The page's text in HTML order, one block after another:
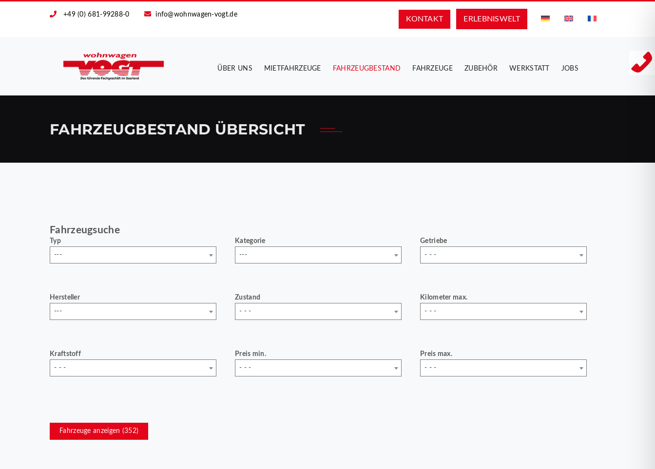
+49 (0) 681-99288-0 info@wohnwagen-vogt.de
ERLEBNIS­WELT
KONTAKT
ÜBER UNS MIETFAHRZEUGE FAHRZEUGBESTAND FAHRZEUGE ZUBEHÖR WERKSTATT JOBS
FAHRZEUGBESTAND ÜBERSICHT
Fahrzeugsuche
Typ
---
Hersteller
---
Kraftstoff
- - -
Kategorie
---
Zustand
- - -
Preis min.
- - -
Getriebe
- - -
Kilometer max.
- - -
Preis max.
- - -
Fahrzeuge anzeigen (352)